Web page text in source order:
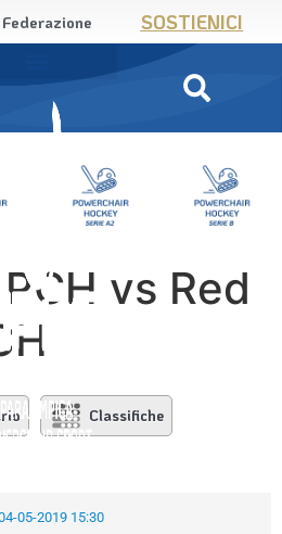
SOSTIENICI
vs Red
Classifiche
05-2019 15:30